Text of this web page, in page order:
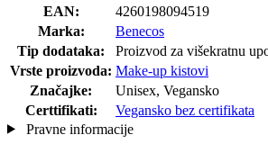
EAN:
4260198094519
Marka:
Benecos
Tip dodataka:
Proizvod za višekratnu
Vrste proizvoda: Make-up kistovi
Značajke:
Unisex, Vegansko
Certtifikati:
Vegansko bez certifikata
Pravne informacije